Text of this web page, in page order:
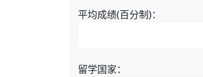
平均成绩(百分制)：
留学国家：